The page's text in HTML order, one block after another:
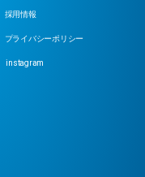
採用情報
プライバシーポリシー
instagram